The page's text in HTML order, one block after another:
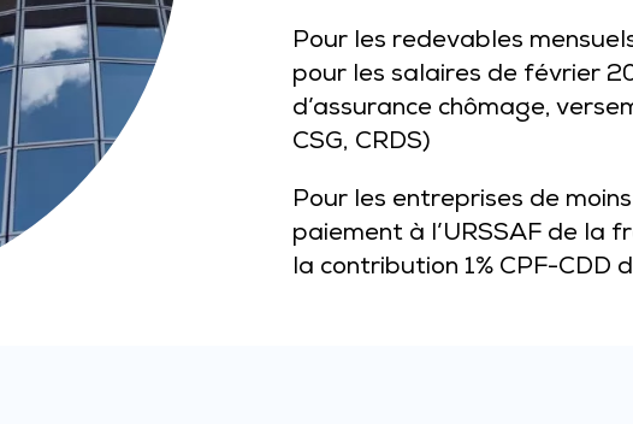
Pour les redevables
pour les salaires de février
d’assurance chômage,
CSG, CRDS)
Pour les entreprises de
paiement à l’URSSAF de la
la contribution 1% CPF-